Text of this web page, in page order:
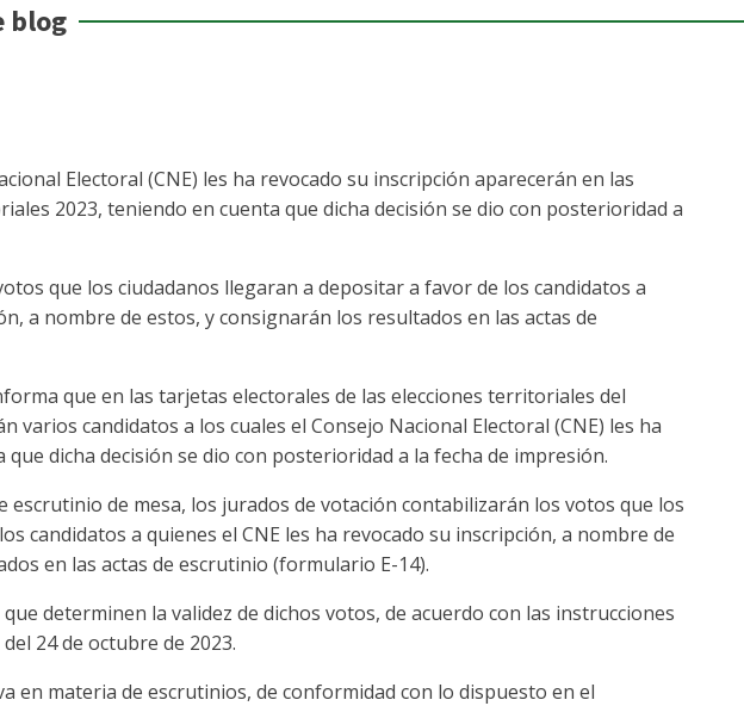
blog
Electoral (CNE) les ha revocado su inscripción aparecerán en las
2023, teniendo en cuenta que dicha decisión se dio con posterioridad a
que los ciudadanos llegaran a depositar a favor de los candidatos a
a nombre de estos, y consignarán los resultados en las actas de
que en las tarjetas electorales de las elecciones territoriales del
varios candidatos a los cuales el Consejo Nacional Electoral (CNE) les ha
dicha decisión se dio con posterioridad a la fecha de impresión.
escrutinio de mesa, los jurados de votación contabilizarán los votos que los
candidatos a quienes el CNE les ha revocado su inscripción, a nombre de
en las actas de escrutinio (formulario E-14).
determinen la validez de dichos votos, de acuerdo con las instrucciones
24 de octubre de 2023.
en materia de escrutinios, de conformidad con lo dispuesto en el